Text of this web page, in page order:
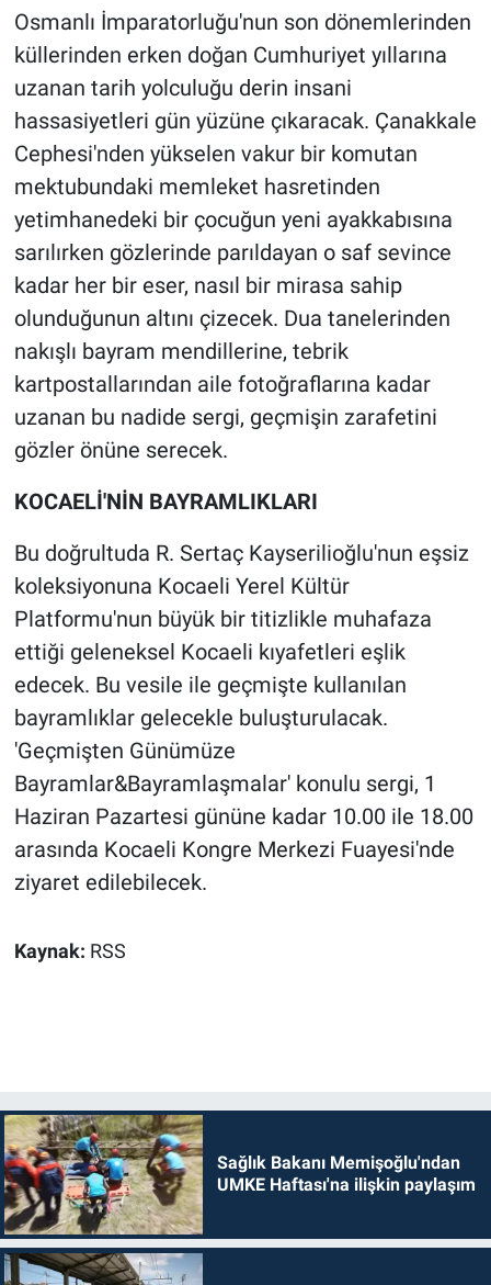
Osmanlı İmparatorluğu'nun son dönemlerinden
küllerinden erken doğan Cumhuriyet yıllarına
uzanan tarih yolculuğu derin insani
hassasiyetleri gün yüzüne çıkaracak. Çanakkale
Cephesi'nden yükselen vakur bir komutan
mektubundaki memleket hasretinden
yetimhanedeki bir çocuğun yeni ayakkabısına
sarılırken gözlerinde parıldayan o saf sevince
kadar her bir eser, nasıl bir mirasa sahip
olunduğunun altını çizecek. Dua tanelerinden
nakışlı bayram mendillerine, tebrik
kartpostallarından aile fotoğraflarına kadar
uzanan bu nadide sergi, geçmişin zarafetini
gözler önüne serecek.
KOCAELİ'NİN BAYRAMLIKLARI
Bu doğrultuda R. Sertaç Kayserilioğlu'nun eşsiz
koleksiyonuna Kocaeli Yerel Kültür
Platformu'nun büyük bir titizlikle muhafaza
ettiği geleneksel Kocaeli kıyafetleri eşlik
edecek. Bu vesile ile geçmişte kullanılan
bayramlıklar gelecekle buluşturulacak.
'Geçmişten Günümüze
Bayramlar&Bayramlaşmalar' konulu sergi, 1
Haziran Pazartesi gününe kadar 10.00 ile 18.00
arasında Kocaeli Kongre Merkezi Fuayesi'nde
ziyaret edilebilecek.
Kaynak: RSS
Sağlık Bakanı Memişoğlu'ndan
UMKE Haftası'na ilişkin paylaşım